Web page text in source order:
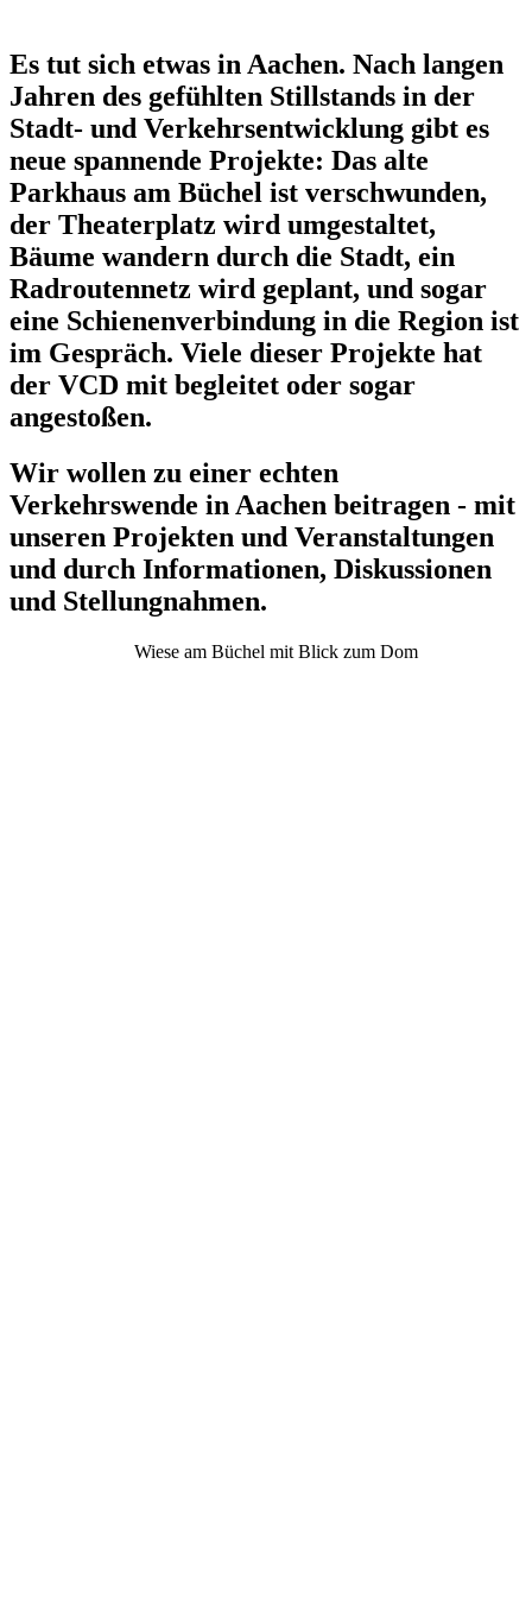
Es tut sich etwas in Aachen. Nach langen
Jahren des gefühlten Stillstands in der
Stadt- und Verkehrsentwicklung gibt es
neue spannende Projekte: Das alte
Parkhaus am Büchel ist verschwunden,
der Theaterplatz wird umgestaltet,
Bäume wandern durch die Stadt, ein
Radroutennetz wird geplant, und sogar
eine Schienenverbindung in die Region ist
im Gespräch. Viele dieser Projekte hat
der VCD mit begleitet oder sogar
angestoßen.
Wir wollen zu einer echten
Verkehrswende in Aachen beitragen - mit
unseren Projekten und Veranstaltungen
und durch Informationen, Diskussionen
und Stellungnahmen.